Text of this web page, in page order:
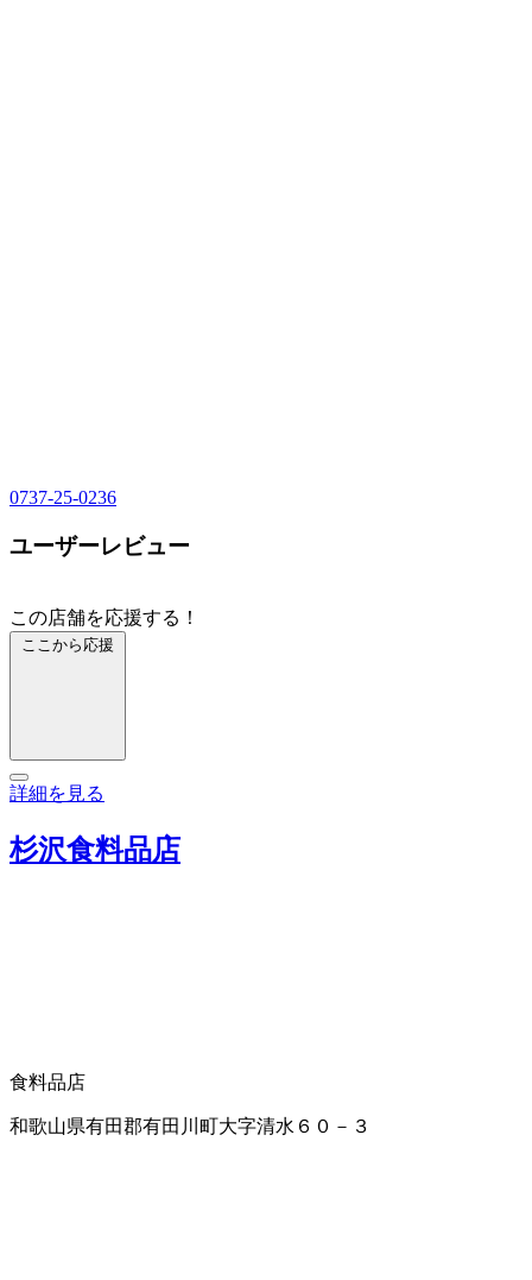
0737-25-0236
ユーザーレビュー
この店舗を応援する！
ここから応援
詳細を見る
杉沢食料品店
食料品店
和歌山県有田郡有田川町大字清水６０－３